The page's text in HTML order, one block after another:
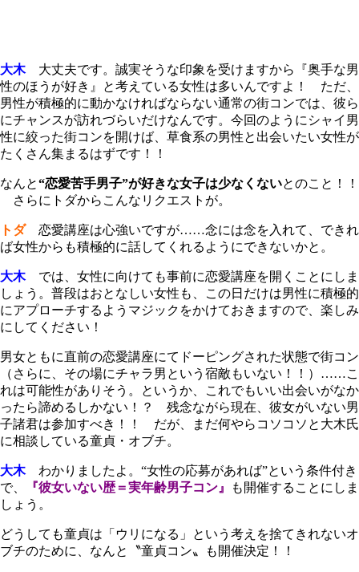
大木大丈夫です。誠実そうな印象を受けますから『奥手な男
性のほうが好き』と考えている女性は多いんですよ！ ただ、
男性が積極的に動かなければならない通常の街コンでは、彼ら
にチャンスが訪れづらいだけなんです。今回のようにシャイ男
性に絞った街コンを開けば、草食系の男性と出会いたい女性が
たくさん集まるはずです！！
なんと“恋愛苦手男子”が好きな女子は少なくないとのこと！！
さらにトダからこんなリクエストが。
トダ恋愛講座は心強いですが……念には念を入れて、できれ
ば女性からも積極的に話してくれるようにできないかと。
大木では、女性に向けても事前に恋愛講座を開くことにしま
しょう。普段はおとなしい女性も、この日だけは男性に積極的
にアプローチするようマジックをかけておきますので、楽しみ
にしてください！
男女ともに直前の恋愛講座にてドーピングされた状態で街コン
（さらに、その場にチャラ男という宿敵もいない！！）……こ
れは可能性がありそう。というか、これでもいい出会いがなか
ったら諦めるしかない！？ 残念ながら現在、彼女がいない男
子諸君は参加すべき！！ だが、まだ何やらコソコソと大木氏
に相談している童貞・オブチ。
大木わかりましたよ。“女性の応募があれば”という条件付き
で、
『彼女いない歴＝実年齢男子コン』
も開催することにしま
しょう。
どうしても童貞は「ウリになる」という考えを捨てきれないオ
ブチのために、なんと〝童貞コン〟も開催決定！！